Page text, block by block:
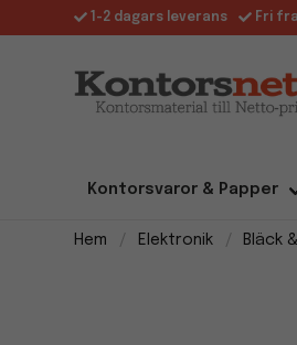
1-2 dagars leverans Fri
Kontorsvaror & Papper
Hem Elektronik Bläck